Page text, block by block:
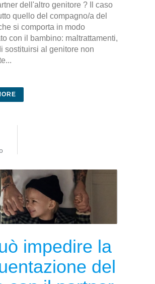
dell'altro genitore ? Il caso
quello del compagno/a del
si comporta in modo
con il bambino: maltrattamenti,
sostituirsi al genitore non
impedire la
del